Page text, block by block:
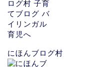
にほんブログ村